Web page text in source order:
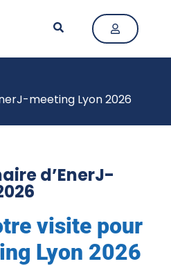
meeting Lyon 2026
d’EnerJ-
visite pour
Lyon 2026